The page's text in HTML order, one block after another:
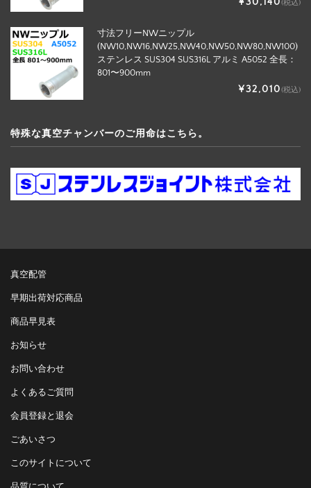
(税込)
寸法フリーNWニップル
(NW10,NW16,NW25,NW40,NW50,NW80,NW100)
ステンレス SUS304 SUS316L アルミ A5052 全長：
801〜900mm
¥32,010(税込)
特殊な真空チャンバーのご用命はこちら。
真空配管
早期出荷対応商品
商品早見表
お知らせ
お問い合わせ
よくあるご質問
会員登録と退会
ごあいさつ
このサイトについて